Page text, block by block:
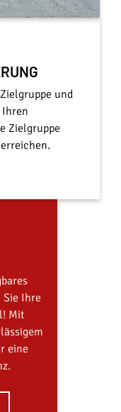
und
Ihren
Zielgruppe
Sie Ihre
Mit
eine